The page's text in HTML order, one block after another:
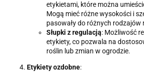
etykietami, które można
Mogą mieć różne wysokości i
pasowały do różnych rodzajów
Słupki z regulacją: Możliwość
etykiety, co pozwala na
roślin lub zmian w ogrodzie.
Etykiety ozdobne: